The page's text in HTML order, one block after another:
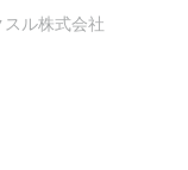
スル株式会社